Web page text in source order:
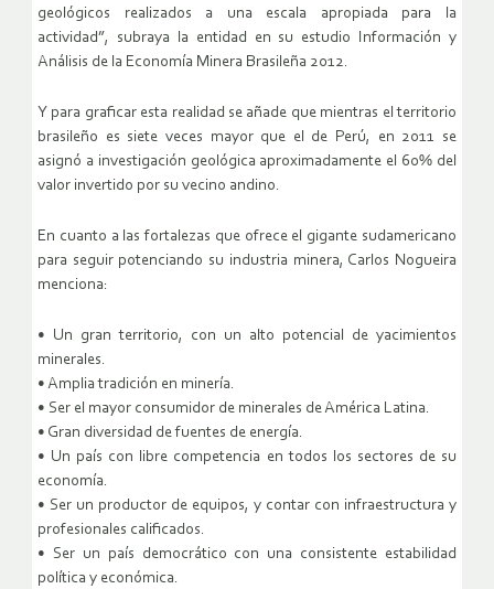
geológicos realizados a una escala apropiada para la
actividad”, subraya la entidad en su estudio Información y
Análisis de la Economía Minera Brasileña 2012.
Y para graficar esta realidad se añade que mientras el territorio
brasileño es siete veces mayor que el de Perú, en 2011 se
asignó a investigación geológica aproximadamente el 60% del
valor invertido por su vecino andino.
En cuanto a las fortalezas que ofrece el gigante sudamericano
para seguir potenciando su industria minera, Carlos Nogueira
menciona:
• Un gran territorio, con un alto potencial de yacimientos
minerales.
• Amplia tradición en minería.
• Ser el mayor consumidor de minerales de América Latina.
• Gran diversidad de fuentes de energía.
• Un país con libre competencia en todos los sectores de su
economía.
• Ser un productor de equipos, y contar con infraestructura y
profesionales calificados.
• Ser un país democrático con una consistente estabilidad
política y económica.